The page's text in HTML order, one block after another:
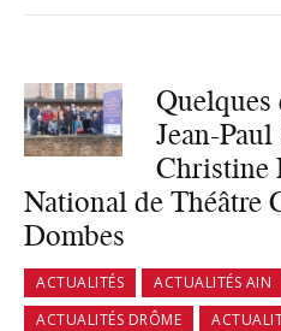
Jean-
Christine
National de Théâtre
Dombes
ACTUALITÉS ACTUALITÉS AIN
ACTUALITÉS DRÔME